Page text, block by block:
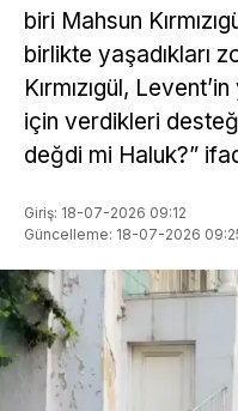
biri Mahsun
birlikte yaşadıkları
Kırmızıgül,
için verdikleri
değdi mi Haluk?”
Giriş: 18-07-2026 09:12
Güncelleme: 18-07-2026